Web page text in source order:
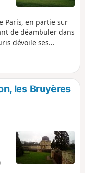
Paris, en partie sur
de déambuler dans
dévoile ses
les Bruyères